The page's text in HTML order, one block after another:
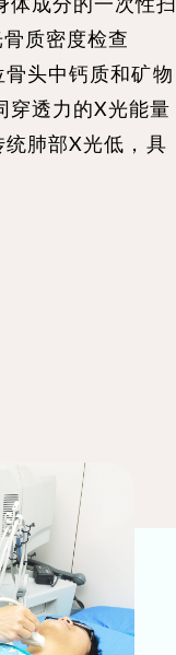
质密度检查
骨头中钙质和矿物
穿透力的X光能量
肺部X光低，具